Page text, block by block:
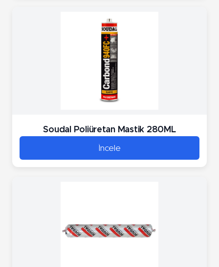
Soudal Poliüretan Mastik 280ML
İncele